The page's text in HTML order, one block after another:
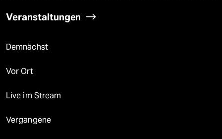
Veranstaltungen
Demnächst
Vor Ort
Live im Stream
Vergangene